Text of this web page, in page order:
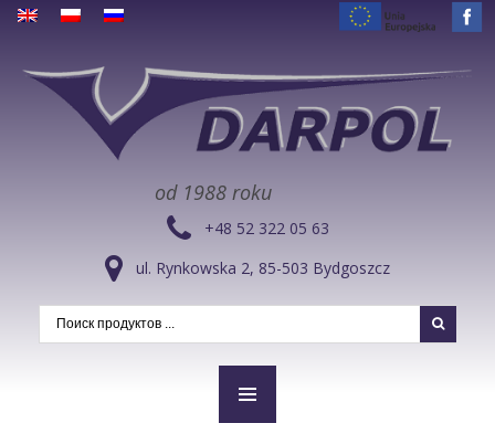
od 1988 roku
+48 52 322 05 63
ul. Rynkowska 2, 85-503 Bydgoszcz